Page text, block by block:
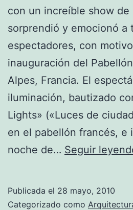
con un increíble show de
sorprendió y emocionó a
espectadores, con
inauguración del
Alpes, Francia. El
iluminación, bautizado
Lights» («Luces de
en el pabellón francés, e
noche de… Seguir
Publicada el 28 mayo, 2010
Categorizado como